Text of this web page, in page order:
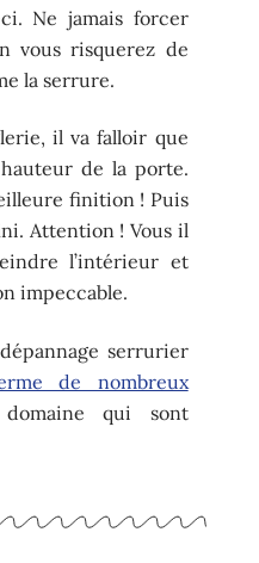
Ne jamais forcer
vous risquerez de
la serrure.
il va falloir que
de la porte.
finition ! Puis
Attention ! Vous il
l’intérieur et
impeccable.
serrurier
de nombreux
qui sont